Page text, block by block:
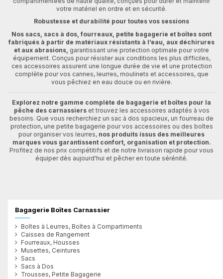
votre matériel en ordre et en sécurité.
Robustesse et durabilité pour toutes vos sessions
Nos sacs, sacs à dos, fourreaux, petite bagagerie et boîtes sont
fabriqués à partir de matériaux résistants à l’eau, aux déchirures
et aux abrasions, garantissant une protection optimale pour votre
équipement. Conçus pour résister aux conditions les plus difficiles,
ces accessoires assurent une longue durée de vie et une protection
complète pour vos cannes, leurres, moulinets et accessoires, que
vous pêchiez en eau douce ou en rivière.
Explorez notre gamme complète de bagagerie et boîtes pour la
pêche des carnassierset trouvez les accessoires adaptés à vos
besoins. Que vous recherchiez un sac à dos spacieux, un fourreau de
protection, une petite bagagerie pour vos accessoires ou des boîtes
pour organiser vos leurres, nos produits issus des meilleures
marques vous garantissent confort, organisation et protection.
Profitez de nos prix compétitifs et de notre livraison rapide pour vous
équiper dès aujourd'hui et pêcher en toute sérénité.
Bagagerie Boîtes Carnassier
Boîtes à Leurres, Boîtes à Compartiments
Caisses de Rangement
Fourreaux, Housses
Musettes, Ceintures
Sacs
Sacs à Dos
Trousses, Petite Bagagerie